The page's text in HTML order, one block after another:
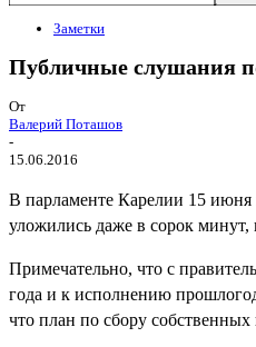
Заметки
Публичные слушания
От
Валерий Поташов
-
15.06.2016
В парламенте Карелии 15 июня
уложились даже в сорок минут,
Примечательно, что с
года и к исполнению
что план по сбору